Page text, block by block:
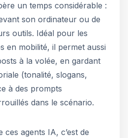
un temps considérable :
son ordinateur ou de
outils. Idéal pour les
en mobilité, il permet aussi
à la volée, en gardant
(tonalité, slogans,
à des prompts
dans le scénario.
ces agents IA, c’est de